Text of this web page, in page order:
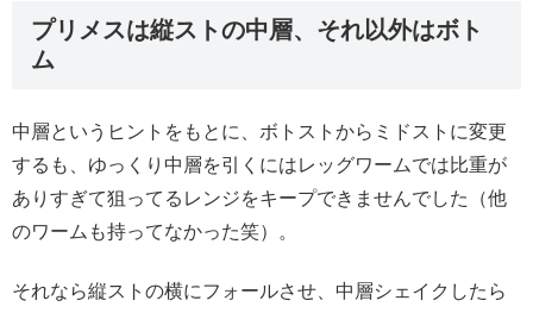
プリメスは縦ストの中層、それ以外はボト
ム
中層というヒントをもとに、ボトストからミドストに変更
するも、ゆっくり中層を引くにはレッグワームでは比重が
ありすぎて狙ってるレンジをキープできませんでした（他
のワームも持ってなかった笑）。
それなら縦ストの横にフォールさせ、中層シェイクしたら